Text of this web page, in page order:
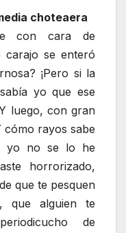
choteaera
con cara de
carajo se enteró
¡Pero si la
yo que ese
luego, con gran
cómo rayos sabe
yo no se lo he
horrorizado,
que te pesquen
que alguien te
de